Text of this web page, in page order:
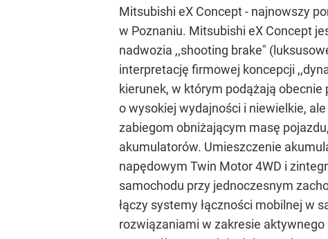
Mitsubishi eX Concept - najnowszy
w Poznaniu. Mitsubishi eX Concept
nadwozia ,,shooting brake"
interpretację firmowej koncepcji
kierunek, w którym podążają
o wysokiej wydajności i niewielkie,
zabiegom obniżającym masę
akumulatorów. Umieszczenie
napędowym Twin Motor 4WD i
samochodu przy jednoczesnym
łączy systemy łączności mobilnej w
rozwiązaniami w zakresie